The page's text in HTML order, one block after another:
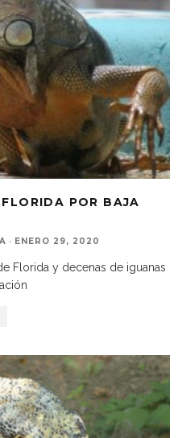
POR BAJA
· ENERO 29, 2020
Florida y decenas de iguanas